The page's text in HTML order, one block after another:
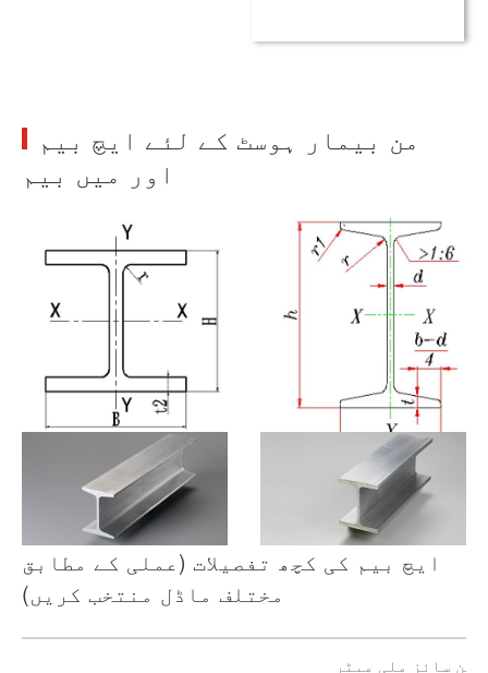
من بیمار ہوسٹ کے لئے ایچ بیم
اور میں بیم
ایچ بیم کی کچھ تفصیلات (عملی کے مطابق
مختلف ماڈل منتخب کریں)
سائز ملی میٹر